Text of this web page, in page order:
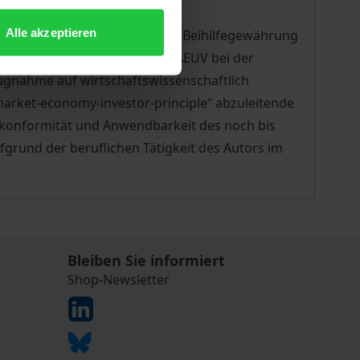
Alle akzeptieren
vorgehen sollten, um eine Beihilfegewährung
des Art. 179 Abs. 1 AEUV bei der
auf wirtschaftswissenschaftlich
economy-investor-principle“ abzuleitende
und Anwendbarkeit des noch bis
der beruflichen Tätigkeit des Autors im
Bleiben Sie informiert
Shop-Newsletter